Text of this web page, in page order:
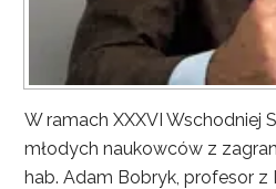
W ramach XXXVI Wschodniej
młodych naukowców z
hab. Adam Bobryk, profesor